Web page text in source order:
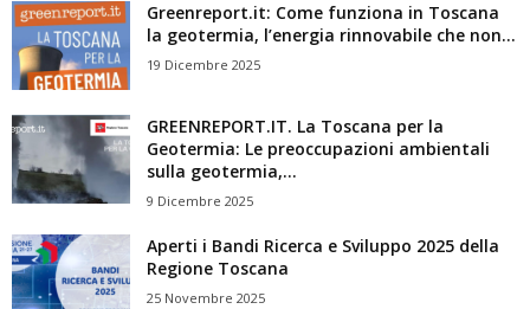
Greenreport.it: Come funziona in Toscana
la geotermia, l’energia rinnovabile che non...
19 Dicembre 2025
GREENREPORT.IT. La Toscana per la
Geotermia: Le preoccupazioni ambientali
sulla geotermia,...
9 Dicembre 2025
Aperti i Bandi Ricerca e Sviluppo 2025 della
Regione Toscana
25 Novembre 2025